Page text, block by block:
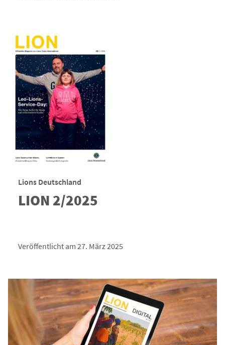
Lions Deutschland
LION 2/2025
Veröffentlicht am 27. März 2025